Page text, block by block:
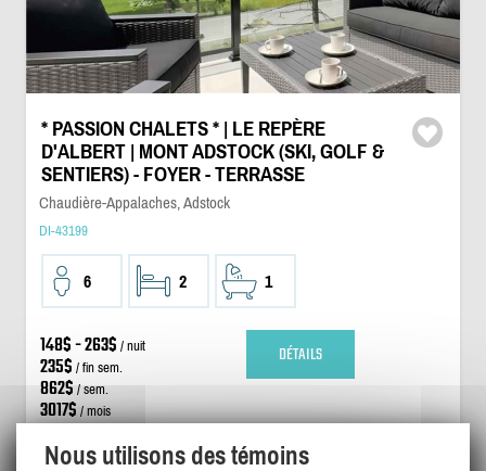
* PASSION CHALETS * | LE REPÈRE
D'ALBERT | MONT ADSTOCK (SKI, GOLF &
SENTIERS) - FOYER - TERRASSE
Chaudière-Appalaches, Adstock
DI-43199
6 2 1
148$ - 263$ / nuit
235$ / fin sem.
862$ / sem.
3017$/ mois
DÉTAILS
Nous utilisons des témoins